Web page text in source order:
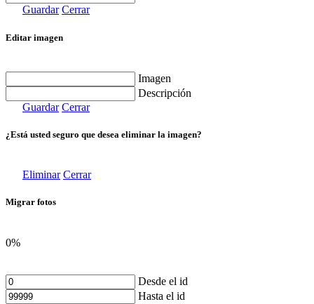
Guardar Cerrar
Editar imagen
Imagen
Descripción
Guardar Cerrar
¿Está usted seguro que desea eliminar la imagen?
Eliminar Cerrar
Migrar fotos
0%
Desde el id
Hasta el id